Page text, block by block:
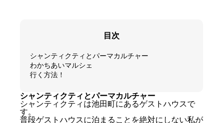
目次
シャンティクティとパーマカルチャー
わかちあいマルシェ
行く方法！
シャンティクティとパーマカルチャー
シャンティクティは池田町にあるゲストハウスで
す。
普段ゲストハウスに泊まることを絶対にしない私が